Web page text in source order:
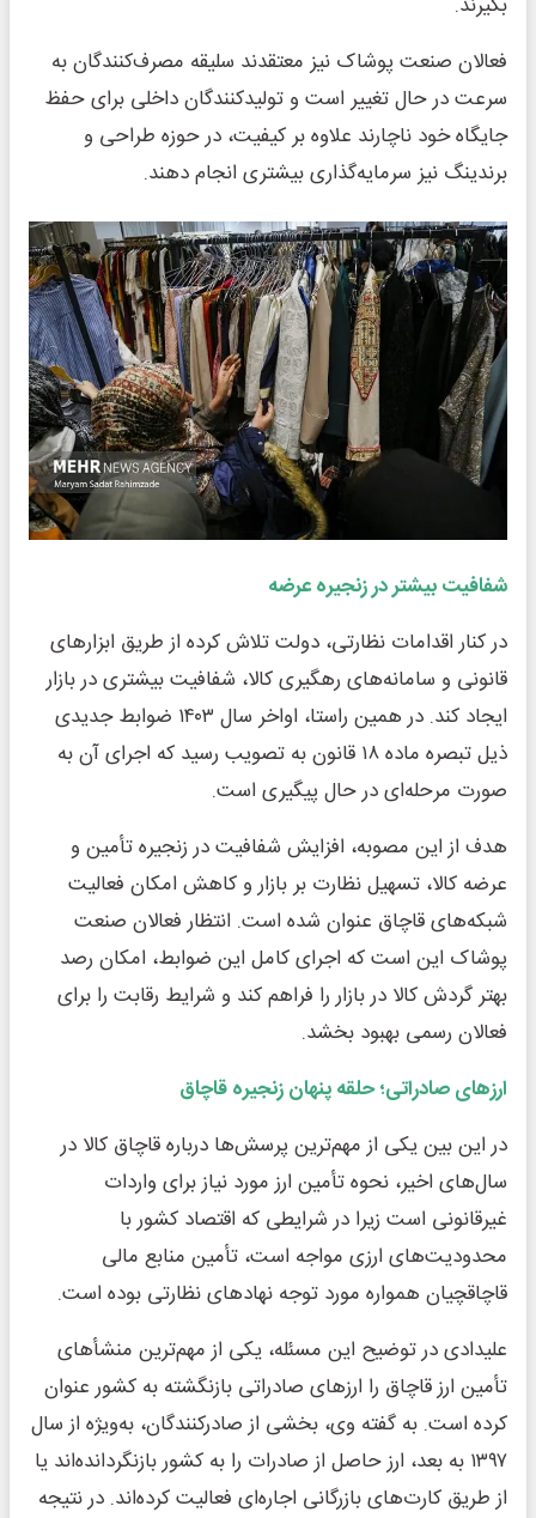
فعالان صنعت پوشاک نیز معتقدند سلیقه مصرف‌کنندگان به
سرعت در حال تغییر است و تولیدکنندگان داخلی برای حفظ
جایگاه خود ناچارند علاوه بر کیفیت، در حوزه طراحی و
برندینگ نیز سرمایه‌گذاری بیشتری انجام دهند.
شفافیت بیشتر در زنجیره عرضه
در کنار اقدامات نظارتی، دولت تلاش کرده از طریق ابزارهای
قانونی و سامانه‌های رهگیری کالا، شفافیت بیشتری در بازار
ایجاد کند. در همین راستا، اواخر سال ۱۴۰۳ ضوابط جدیدی
ذیل تبصره ماده ۱۸ قانون به تصویب رسید که اجرای آن به
صورت مرحله‌ای در حال پیگیری است.
هدف از این مصوبه، افزایش شفافیت در زنجیره تأمین و
عرضه کالا، تسهیل نظارت بر بازار و کاهش امکان فعالیت
شبکه‌های قاچاق عنوان شده است. انتظار فعالان صنعت
پوشاک این است که اجرای کامل این ضوابط، امکان رصد
بهتر گردش کالا در بازار را فراهم کند و شرایط رقابت را برای
فعالان رسمی بهبود بخشد.
ارزهای صادراتی؛ حلقه پنهان زنجیره قاچاق
در این بین یکی از مهم‌ترین پرسش‌ها درباره قاچاق کالا در
سال‌های اخیر، نحوه تأمین ارز مورد نیاز برای واردات
غیرقانونی است زیرا در شرایطی که اقتصاد کشور با
محدودیت‌های ارزی مواجه است، تأمین منابع مالی
قاچاقچیان همواره مورد توجه نهادهای نظارتی بوده است.
علیدادی در توضیح این مسئله، یکی از مهم‌ترین منشأهای
تأمین ارز قاچاق را ارزهای صادراتی بازنگشته به کشور عنوان
کرده است. به گفته وی، بخشی از صادرکنندگان، به‌ویژه از سال
۱۳۹۷ به بعد، ارز حاصل از صادرات را به کشور بازنگردانده‌اند یا
از طریق کارت‌های بازرگانی اجاره‌ای فعالیت کرده‌اند. در نتیجه